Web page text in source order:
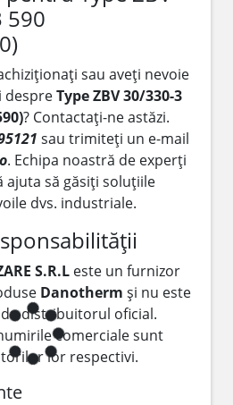
590
sau aveți nevoie
despreType ZBV 30/330-3
? Contactați-ne astăzi.
sau trimiteți un e-mail
. Echipa noastră de experți
ajuta să găsiți soluțiile
dvs. industriale.
S.R.L este un furnizor
Danotherm și nu este
distribuitorul oficial.
comerciale sunt
lor respectivi.